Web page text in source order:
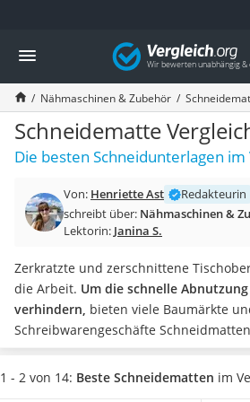
Die beliebtesten Vergleiche nach Kategorie
Freizeit & Sport
Gartentrampolin
Trampolin
Metalldetektor
Eufab-Fahrradträger
Trampolin 366 cm
Aluminium-Koffer
Futterboot
E-Bike-Dreirad
Trekkingschuhe Herren
Reisetasche mit Rollen
Klimmzugstation
Koffer
Nachtsichtgerät
Vergleich
Nähmaschinen & Zubehör
Schneidematte
Die besten Schneidunterlagen im
Von: Henriette Ast
Redakteurin
schreibt über: Nähmaschinen &
Lektorin: Janina S.
Zerkratzte und zerschnittene
die Arbeit. Um die schnelle
verhindern, bieten viele Baumärkte
Schreibwarengeschäfte
Herstellerangaben über
verfügen. Doch geht das wirklich?Und
1 - 2 von 14: Beste Schneidematten im